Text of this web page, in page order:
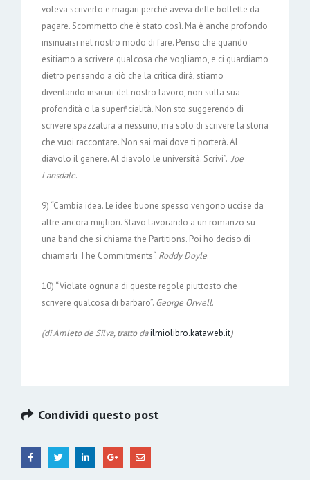
voleva scriverlo e magari perché aveva delle bollette da
pagare. Scommetto che è stato così. Ma è anche profondo
insinuarsi nel nostro modo di fare. Penso che quando
esitiamo a scrivere qualcosa che vogliamo, e ci guardiamo
dietro pensando a ciò che la critica dirà, stiamo
diventando insicuri del nostro lavoro, non sulla sua
profondità o la superficialità. Non sto suggerendo di
scrivere spazzatura a nessuno, ma solo di scrivere la storia
che vuoi raccontare. Non sai mai dove ti porterà. Al
diavolo il genere. Al diavolo le università. Scrivi”.Joe
Lansdale.
9) “Cambia idea. Le idee buone spesso vengono uccise da
altre ancora migliori. Stavo lavorando a un romanzo su
una band che si chiama the Partitions. Poi ho deciso di
chiamarli The Commitments“. Roddy Doyle.
10) “Violate ognuna di queste regole piuttosto che
scrivere qualcosa di barbaro”. George Orwell.
(di Amleto de Silva, tratto dailmiolibro.kataweb.it)
Condividi questo post